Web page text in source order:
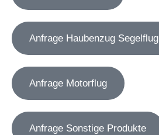
Anfrage Haubenzug Segelflug
Anfrage Motorflug
Anfrage Sonstige Produkte